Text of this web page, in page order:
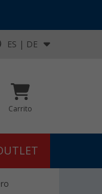
ES | DE
Carrito